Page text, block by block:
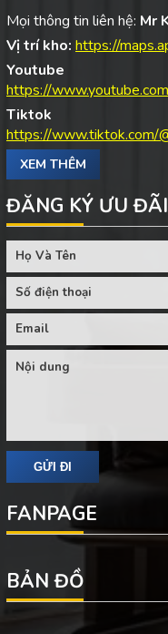
Mọi thông tin liên hệ: Mr
Vị trí kho: https://
https://
Tiktok
https://www.tiktok.com/
XEM THÊM
ĐĂNG KÝ ƯU ĐÃI
FANPAGE
BẢN ĐỒ